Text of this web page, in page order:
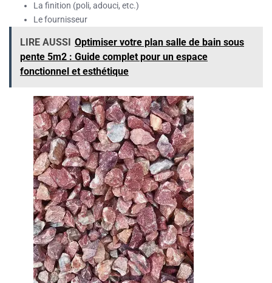
La finition (poli, adouci, etc.)
Le fournisseur
LIRE AUSSI Optimiser votre plan salle de bain sous
pente 5m2 : Guide complet pour un espace
fonctionnel et esthétique